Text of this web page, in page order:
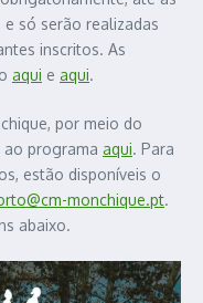
e só serão realizadas
inscritos. As
aqui e aqui.
por meio do
ao programa aqui. Para
estão disponíveis o
monchique.pt.
abaixo.